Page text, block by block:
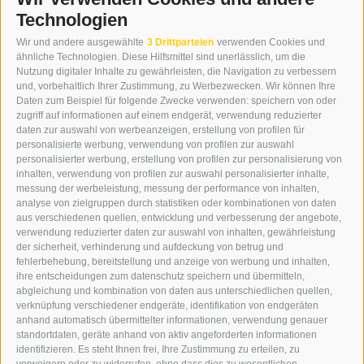
Technologien
Wir und andere ausgewählte 3 Drittparteien verwenden Cookies und
ähnliche Technologien. Diese Hilfsmittel sind unerlässlich, um die
Nutzung digitaler Inhalte zu gewährleisten, die Navigation zu verbessern
und, vorbehaltlich Ihrer Zustimmung, zu Werbezwecken. Wir können Ihre
Daten zum Beispiel für folgende Zwecke verwenden: speichern von oder
zugriff auf informationen auf einem endgerät, verwendung reduzierter
daten zur auswahl von werbeanzeigen, erstellung von profilen für
personalisierte werbung, verwendung von profilen zur auswahl
personalisierter werbung, erstellung von profilen zur personalisierung von
inhalten, verwendung von profilen zur auswahl personalisierter inhalte,
messung der werbeleistung, messung der performance von inhalten,
analyse von zielgruppen durch statistiken oder kombinationen von daten
aus verschiedenen quellen, entwicklung und verbesserung der angebote,
verwendung reduzierter daten zur auswahl von inhalten, gewährleistung
der sicherheit, verhinderung und aufdeckung von betrug und
fehlerbehebung, bereitstellung und anzeige von werbung und inhalten,
ihre entscheidungen zum datenschutz speichern und übermitteln,
abgleichung und kombination von daten aus unterschiedlichen quellen,
verknüpfung verschiedener endgeräte, identifikation von endgeräten
anhand automatisch übermittelter informationen, verwendung genauer
standortdaten, geräte anhand von aktiv angeforderten informationen
identifizieren. Es steht Ihnen frei, Ihre Zustimmung zu erteilen, zu